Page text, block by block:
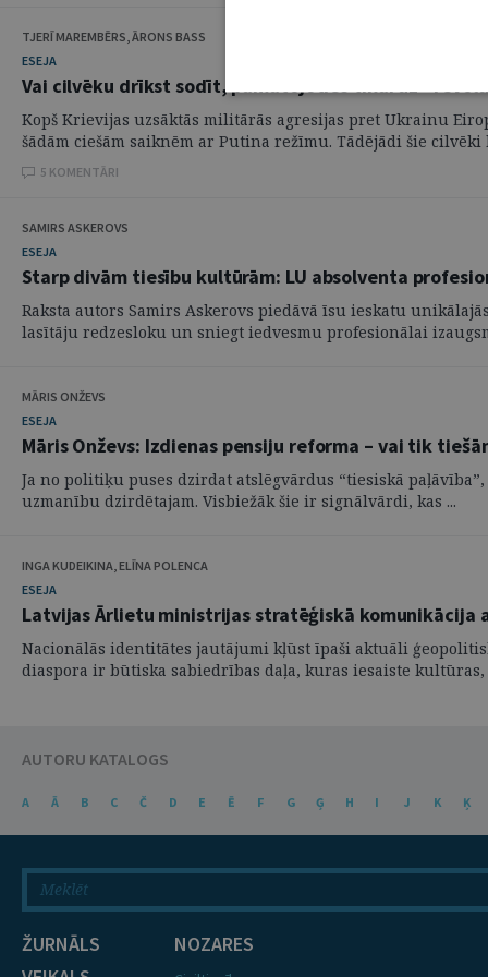
TJERĪ MAREMBĒRS, ĀRONS BASS
ESEJA
Vai cilvēku drīkst sodīt, pamatojoties tikai uz
Kopš Krievijas uzsāktās militārās agresijas pret Ukrainu
šādām ciešām saiknēm ar Putina režīmu. Tādējādi šie cilvēki
5 KOMENTĀRI
SAMIRS ASKEROVS
ESEJA
Starp divām tiesību kultūrām: LU absolventa
Raksta autors Samirs Askerovs piedāvā īsu ieskatu
lasītāju redzesloku un sniegt iedvesmu profesionālai
MĀRIS ONŽEVS
ESEJA
Māris Onževs: Izdienas pensiju reforma – vai tik
Ja no politiķu puses dzirdat atslēgvārdus “tiesiskā
uzmanību dzirdētajam. Visbiežāk šie ir signālvārdi, kas ...
INGA KUDEIKINA, ELĪNA POLENCA
ESEJA
Latvijas Ārlietu ministrijas stratēģiskā
Nacionālās identitātes jautājumi kļūst īpaši aktuāli
diaspora ir būtiska sabiedrības daļa, kuras iesaiste kultūras,
AUTORU KATALOGS
A Ā B C Č D E Ē F G Ģ H I J K Ķ
ŽURNĀLS
NOZARES